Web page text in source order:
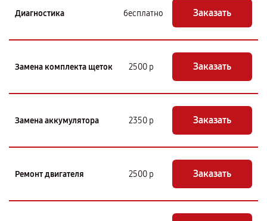
Диагностика бесплатно Заказать
Замена комплекта щеток 2500 р Заказать
Замена аккумулятора 2350 р Заказать
Ремонт двигателя 2500 р Заказать